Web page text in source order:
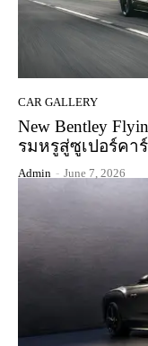
CAR GALLERY
New Bentley
รมหรูสู่ซูเปอร์คา
Admin - June 7, 2026